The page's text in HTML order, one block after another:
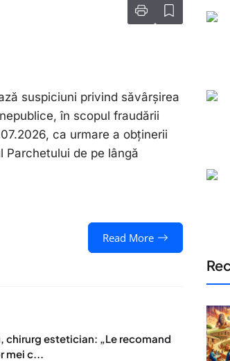
suspiciuni privind săvârșirea
în scopul fraudării
ca urmare a obținerii
de pe lângă
Read More
chirurg estetician: „Le recomand
mei c...